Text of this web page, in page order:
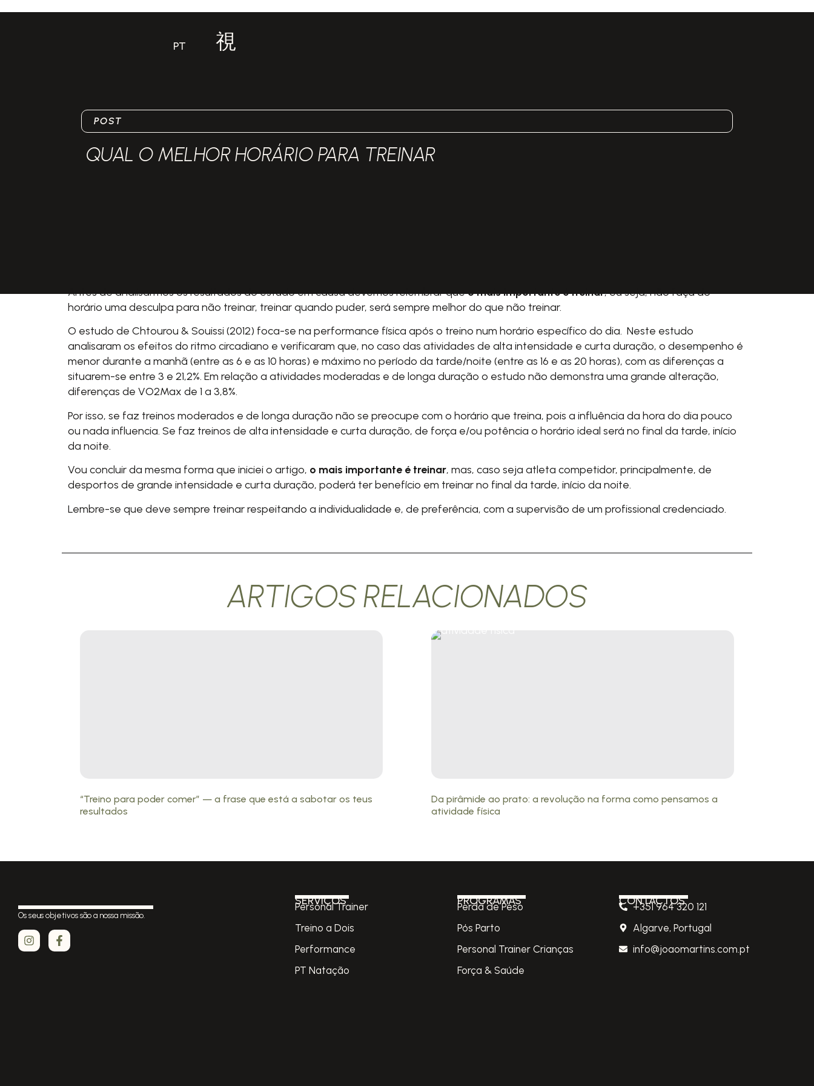
PT
POST
QUAL O MELHOR HORÁRIO PARA TREINAR
Antes de analisarmos os resultados do estudo em causa devemos relembrar queo mais importante é treinar, ou seja, não faça do
horário uma desculpa para não treinar, treinar quando puder, será sempre melhor do que não treinar.
O estudo de Chtourou & Souissi (2012) foca-se na performance física após o treino num horário específico do dia. Neste estudo
analisaram os efeitos do ritmo circadiano e verificaram que, no caso das atividades de alta intensidade e curta duração, o desempenho é
menor durante a manhã (entre as 6 e as 10 horas) e máximo no período da tarde/noite (entre as 16 e as 20 horas), com as diferenças a
situarem-se entre 3 e 21,2%. Em relação a atividades moderadas e de longa duração o estudo não demonstra uma grande alteração,
diferenças de VO2Max de 1 a 3,8%.
Por isso, se faz treinos moderados e de longa duração não se preocupe com o horário que treina, pois a influência da hora do dia pouco
ou nada influencia. Se faz treinos de alta intensidade e curta duração, de força e/ou potência o horário ideal será no final da tarde, início
da noite.
Vou concluir da mesma forma que iniciei o artigo, o mais importante é treinar, mas, caso seja atleta competidor, principalmente, de
desportos de grande intensidade e curta duração, poderá ter benefício em treinar no final da tarde, início da noite.
Lembre-se que deve sempre treinar respeitando a individualidade e, de preferência, com a supervisão de um profissional credenciado.
ARTIGOS RELACIONADOS
“Treino para poder comer” — a frase que está a sabotar os teus
resultados
Da pirâmide ao prato: a revolução na forma como pensamos a
atividade física
Os seus objetivos são a nossa missão.
SERVIÇOS
Personal Trainer
Treino a Dois
Performance
PT Natação
PROGRAMAS
Perda de Peso
Pós Parto
Personal Trainer Crianças
Força & Saúde
CONTACTOS
+351 964 320 121
Algarve, Portugal
info@joaomartins.com.pt